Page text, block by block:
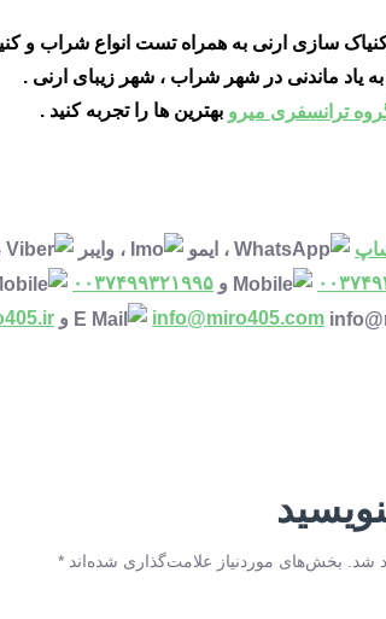
سازی ارنی به همراه تست انواع شراب و
یاد ماندنی در شهر شراب ، شهر زیبای ارنی .
بهترین ها را تجربه کنید .
، ایمو ، وایبر
و ۰۰۳۷۴۹۹۳۲۱۹۹۵
info@miro405.com و
شد. بخش‌های موردنیاز علامت‌گذاری شده‌اند *